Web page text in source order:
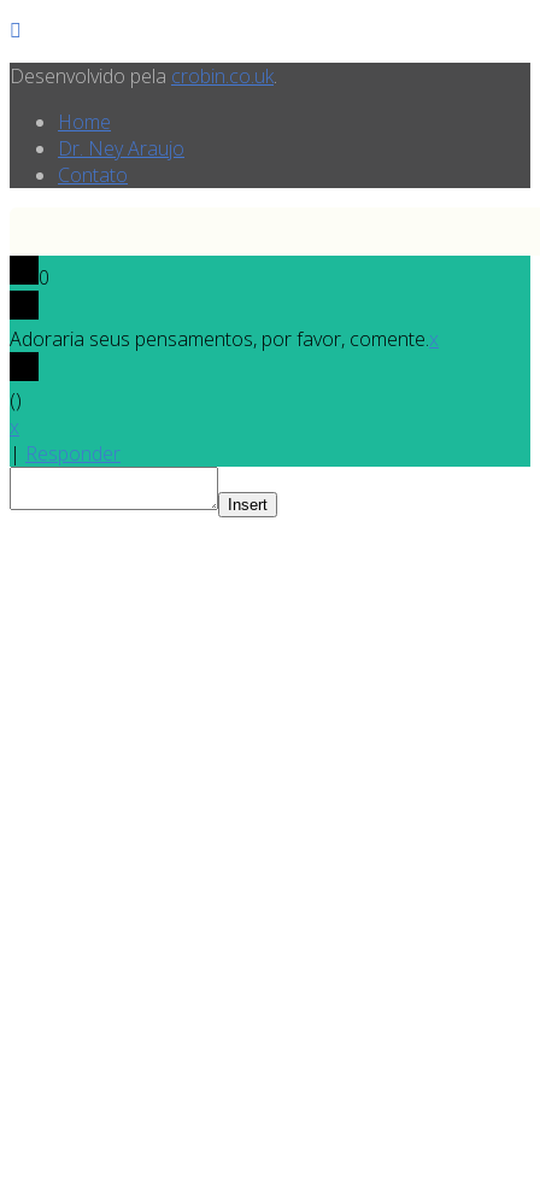
Desenvolvido pela crobin.co.uk.
Home
Dr. Ney Araujo
Contato
0
Adoraria seus pensamentos, por favor, comente.x
()
x
| Responder
Insert